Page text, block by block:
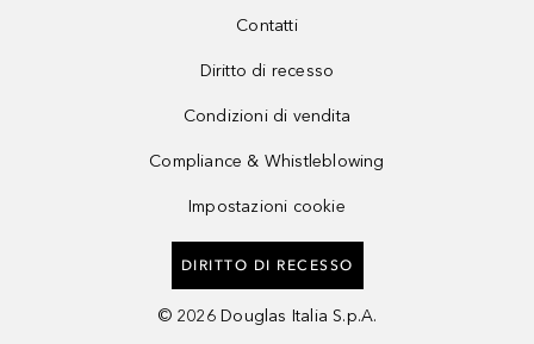
Contatti
Diritto di recesso
Condizioni di vendita
Compliance & Whistleblowing
Impostazioni cookie
DIRITTO DI RECESSO
© 2026 Douglas Italia S.p.A.